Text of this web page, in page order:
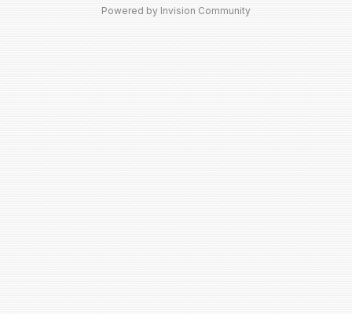
Powered by Invision Community